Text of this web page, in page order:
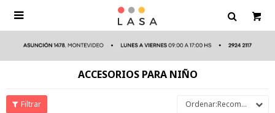

ACCESORIOS PARA NIÑO
Recomendados